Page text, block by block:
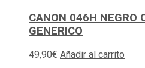
CANON 046H NEGRO
GENERICO
49,90€ Añadir al carrito